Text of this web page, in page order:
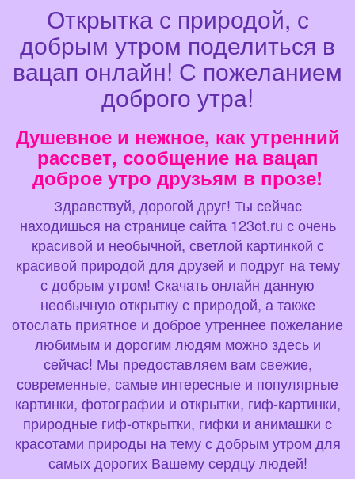
Открытка с природой, с
добрым утром поделиться в
вацап онлайн! С пожеланием
доброго утра!
Душевное и нежное, как утренний
рассвет, сообщение на вацап
доброе утро друзьям в прозе!
Здравствуй, дорогой друг! Ты сейчас
находишься на странице сайта 123ot.ru с очень
красивой и необычной, светлой картинкой с
красивой природой для друзей и подруг на тему
с добрым утром! Скачать онлайн данную
необычную открытку с природой, а также
отослать приятное и доброе утреннее пожелание
любимым и дорогим людям можно здесь и
сейчас! Мы предоставляем вам свежие,
современные, самые интересные и популярные
картинки, фотографии и открытки, гиф-картинки,
природные гиф-открытки, гифки и анимашки с
красотами природы на тему с добрым утром для
самых дорогих Вашему сердцу людей!